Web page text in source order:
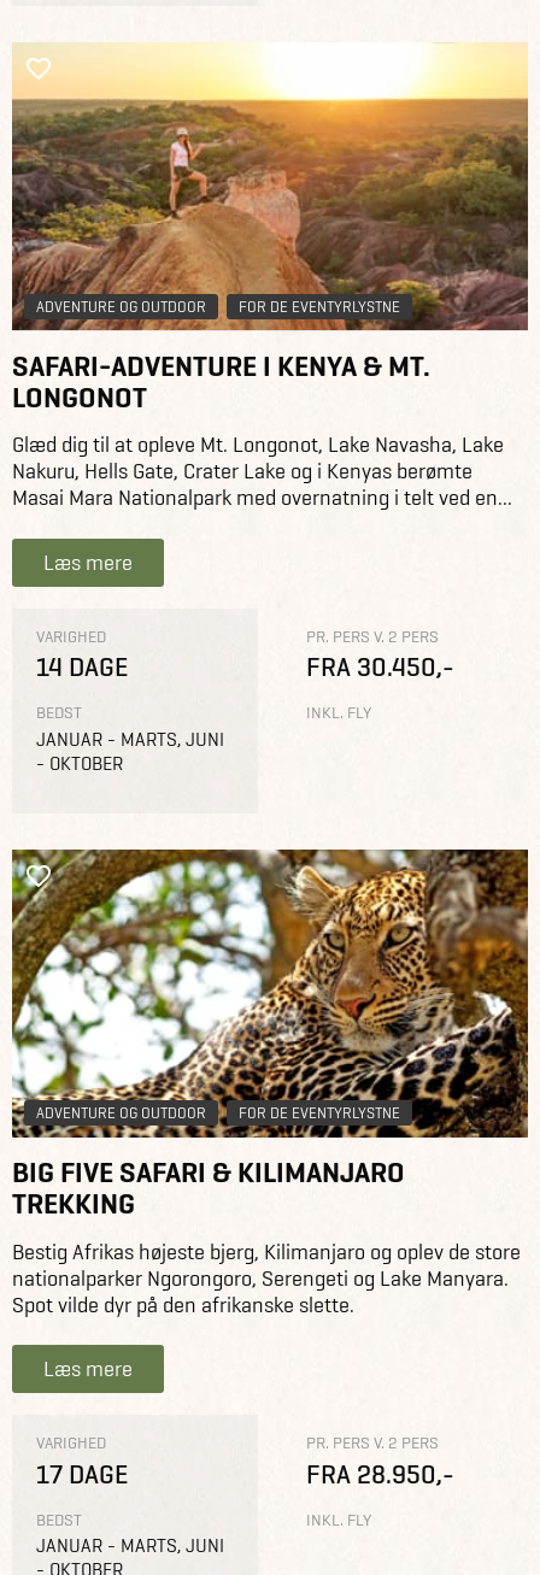
ADVENTURE OG OUTDOOR FOR DE EVENTYRLYSTNE
SAFARI-ADVENTURE I KENYA & MT.
LONGONOT
Glæd dig til at opleve Mt. Longonot, Lake Navasha, Lake
Nakuru, Hells Gate, Crater Lake og i Kenyas berømte
Masai Mara Nationalpark med overnatning i telt ved en...
Læs mere
VARIGHED
14 DAGE
BEDST
JANUAR - MARTS, JUNI
- OKTOBER
PR. PERS V. 2 PERS
FRA 30.450,-
INKL. FLY
ADVENTURE OG OUTDOOR FOR DE EVENTYRLYSTNE
BIG FIVE SAFARI & KILIMANJARO
TREKKING
Bestig Afrikas højeste bjerg, Kilimanjaro og oplev de store
nationalparker Ngorongoro, Serengeti og Lake Manyara.
Spot vilde dyr på den afrikanske slette.
Læs mere
VARIGHED
17 DAGE
BEDST
JANUAR - MARTS, JUNI
PR. PERS V. 2 PERS
FRA 28.950,-
INKL. FLY